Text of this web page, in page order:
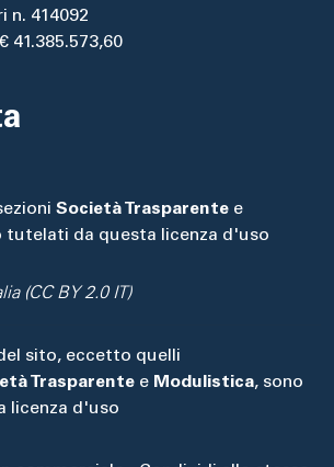
n. 414092
41.385.573,60
Società Trasparente e
tutelati da questa licenza d'uso
(CC BY 2.0 IT)
sito, eccetto quelli
Trasparente e Modulistica, sono
licenza d'uso